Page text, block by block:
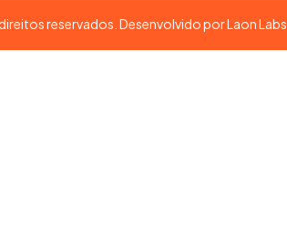
reservados. Desenvolvido porLaon Labs